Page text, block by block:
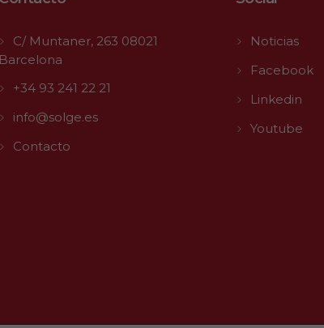
C/ Muntaner, 263 08021
Barcelona
+34 93 241 22 21
info@solge.es
Contacto
Noticias
Facebook
Linkedin
Youtube